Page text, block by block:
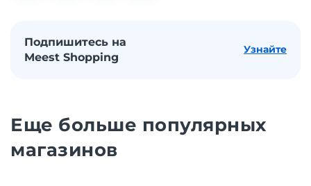
Подпишитесь на
Meest Shopping
Узнайте
Еще больше популярных
магазинов